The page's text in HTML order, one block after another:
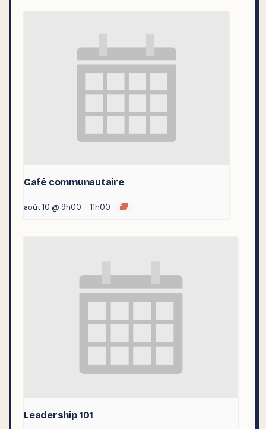
Café communautaire
août 10 @ 9h00 - 11h00
Leadership 101